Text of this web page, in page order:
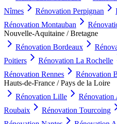
Nîmes
Rénovation Perpignan
Rénovation Montauban
Nouvelle-Aquitaine / Bretagne
Rénovation Bordeaux
Poitiers
Rénovation La Rochelle
Rénovation Rennes Rénovation
Hauts-de-France / Pays de la Loire
Rénovation Lille Rénovation
Roubaix
Rénovation Tourcoing